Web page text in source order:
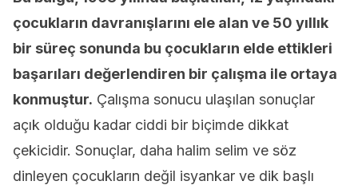
çocukların davranışlarını ele alan ve 50 yıllık
bir süreç sonunda bu çocukların elde ettikleri
başarıları değerlendiren bir çalışma ile ortaya
konmuştur. Çalışma sonucu ulaşılan sonuçlar
açık olduğu kadar ciddi bir biçimde dikkat
çekicidir. Sonuçlar, daha halim selim ve söz
dinleyen çocukların değil isyankar ve dik başlı